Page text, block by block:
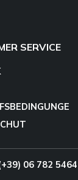
SERVICE
06 782 5464